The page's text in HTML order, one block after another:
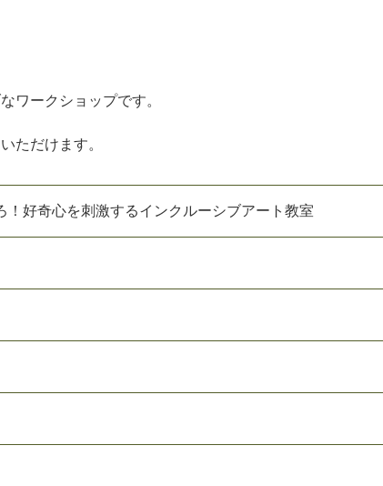
ワークショップです。
ただけます。
！好奇心を刺激するインクルーシブアート教室